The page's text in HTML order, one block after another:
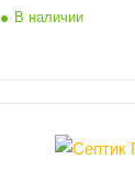
В наличии